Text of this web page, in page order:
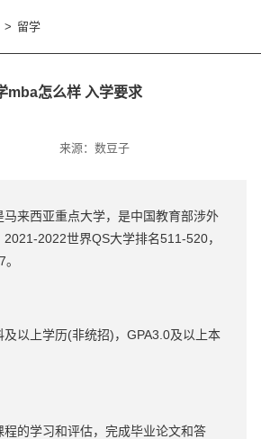
> 留学
mba怎么样 入学要求
来源： 数豆子
来西亚重点大学，是中国教育部涉外
2022世界QS大学排名511-520，
以上学历(非统招)，GPA3.0及以上本
的学习和评估，完成毕业论文和答